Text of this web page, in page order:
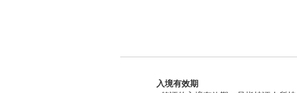
入境有效期